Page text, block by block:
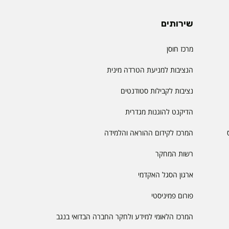
שירותים
מרכז חוסן
הנציבות למניעת הטרדה מינית
נציבות לקבילות סטודנטים
הדיקנט להוגנות מגדרית
המרכז לקידום ההוראה והלמידה
רשות המחקר
ארגון הסגל האקדמי
פורום פמיניסטי
המרכז הלאומי למידע ולחקר החברה הבדואי בנגב